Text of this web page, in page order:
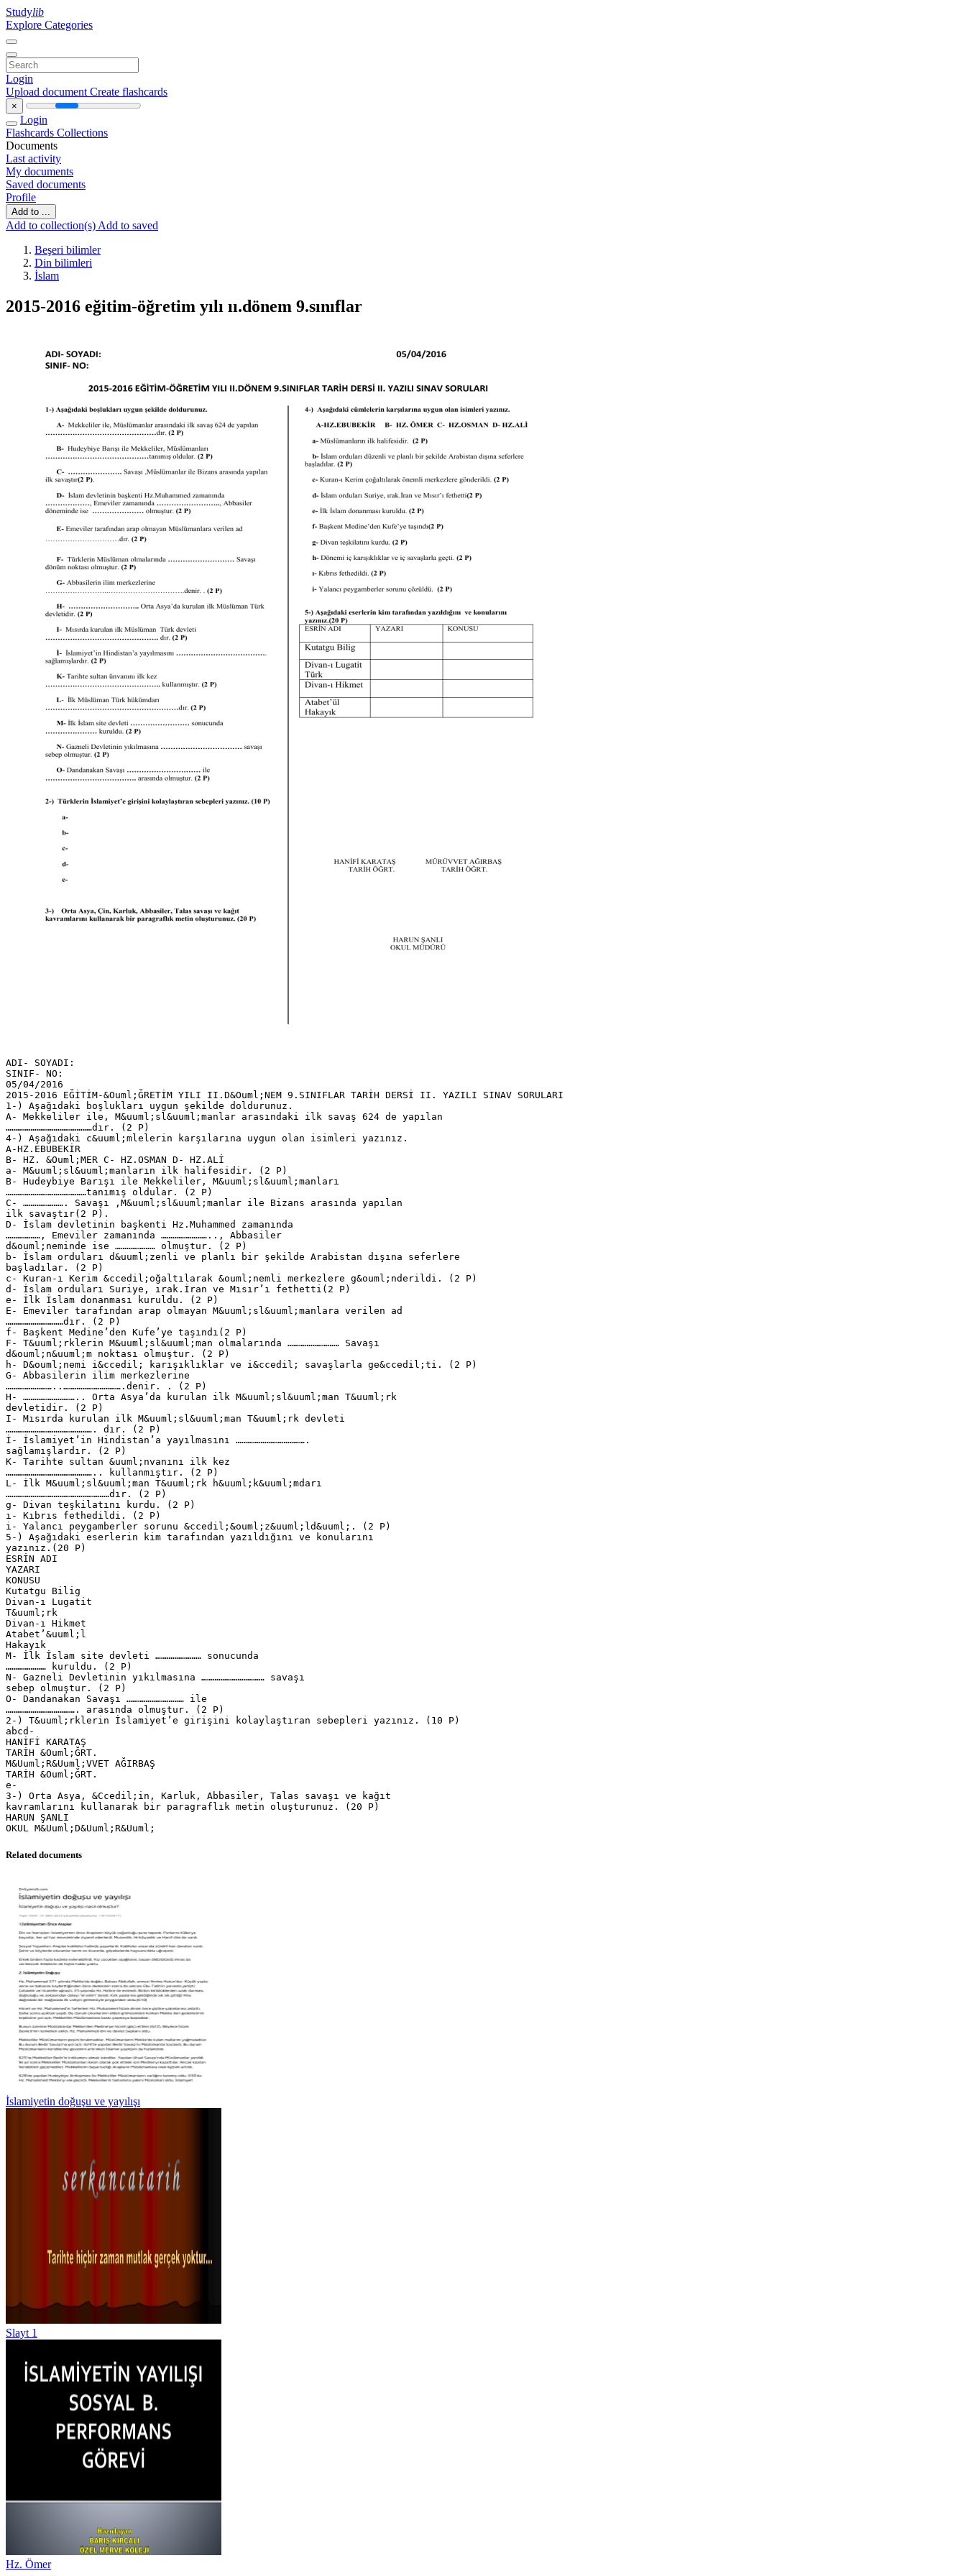
Studylib
Explore Categories
Login
Upload document Create flashcards
×
Login
Flashcards Collections
Documents
Last activity
My documents
Saved documents
Profile
Add to ...
Add to collection(s) Add to saved
Beşeri bilimler
Din bilimleri
İslam
2015-2016 eğitim-öğretim yılı ıı.dönem 9.sınıflar
ADI- SOYADI:
SINIF- NO:
05/04/2016
2015-2016 EĞİTİM-&Ouml;ĞRETİM YILI II.D&Ouml;NEM 9.SINIFLAR TARİH DERSİ II. YAZILI SINAV SORULARI
1-) Aşağıdaki boşlukları uygun şekilde doldurunuz.
A- Mekkeliler ile, M&uuml;sl&uuml;manlar arasındaki ilk savaş 624 de yapılan
………………………………………dır. (2 P)
4-) Aşağıdaki c&uuml;mlelerin karşılarına uygun olan isimleri yazınız.
A-HZ.EBUBEKİR
B- HZ. &Ouml;MER C- HZ.OSMAN D- HZ.ALİ
a- M&uuml;sl&uuml;manların ilk halifesidir. (2 P)
B- Hudeybiye Barışı ile Mekkeliler, M&uuml;sl&uuml;manları
……………………………………tanımış oldular. (2 P)
C- …………………. Savaşı ,M&uuml;sl&uuml;manlar ile Bizans arasında yapılan
ilk savaştır(2 P).
D- İslam devletinin başkenti Hz.Muhammed zamanında
………………, Emeviler zamanında …………………….., Abbasiler
d&ouml;neminde ise ………………… olmuştur. (2 P)
b- İslam orduları d&uuml;zenli ve planlı bir şekilde Arabistan dışına seferlere
başladılar. (2 P)
c- Kuran-ı Kerim &ccedil;oğaltılarak &ouml;nemli merkezlere g&ouml;nderildi. (2 P)
d- İslam orduları Suriye, ırak.İran ve Mısır’ı fethetti(2 P)
e- İlk İslam donanması kuruldu. (2 P)
E- Emeviler tarafından arap olmayan M&uuml;sl&uuml;manlara verilen ad
…………………………dır. (2 P)
f- Başkent Medine’den Kufe’ye taşındı(2 P)
F- T&uuml;rklerin M&uuml;sl&uuml;man olmalarında ……………………… Savaşı
d&ouml;n&uuml;m noktası olmuştur. (2 P)
h- D&ouml;nemi i&ccedil; karışıklıklar ve i&ccedil; savaşlarla ge&ccedil;ti. (2 P)
G- Abbasilerin ilim merkezlerine
……………………..………………………….denir. . (2 P)
H- ……………………….. Orta Asya’da kurulan ilk M&uuml;sl&uuml;man T&uuml;rk
devletidir. (2 P)
I- Mısırda kurulan ilk M&uuml;sl&uuml;man T&uuml;rk devleti
………………………………………. dır. (2 P)
İ- İslamiyet’in Hindistan’a yayılmasını ……………………………….
sağlamışlardır. (2 P)
K- Tarihte sultan &uuml;nvanını ilk kez
……………………………………….. kullanmıştır. (2 P)
L- İlk M&uuml;sl&uuml;man T&uuml;rk h&uuml;k&uuml;mdarı
………………………………………………dır. (2 P)
g- Divan teşkilatını kurdu. (2 P)
ı- Kıbrıs fethedildi. (2 P)
i- Yalancı peygamberler sorunu &ccedil;&ouml;z&uuml;ld&uuml;. (2 P)
5-) Aşağıdaki eserlerin kim tarafından yazıldığını ve konularını
yazınız.(20 P)
ESRİN ADI
YAZARI
KONUSU
Kutatgu Bilig
Divan-ı Lugatit
T&uuml;rk
Divan-ı Hikmet
Atabet’&uuml;l
Hakayık
M- İlk İslam site devleti …………………… sonucunda
………………… kuruldu. (2 P)
N- Gazneli Devletinin yıkılmasına …………………………… savaşı
sebep olmuştur. (2 P)
O- Dandanakan Savaşı ………………………… ile
………………………………. arasında olmuştur. (2 P)
2-) T&uuml;rklerin İslamiyet’e girişini kolaylaştıran sebepleri yazınız. (10 P)
abcd-
HANİFİ KARATAŞ
TARİH &Ouml;ĞRT.
M&Uuml;R&Uuml;VVET AĞIRBAŞ
TARİH &Ouml;ĞRT.
e-
3-) Orta Asya, &Ccedil;in, Karluk, Abbasiler, Talas savaşı ve kağıt
kavramlarını kullanarak bir paragraflık metin oluşturunuz. (20 P)
HARUN ŞANLI
Related documents
İslamiyetin doğuşu ve yayılışı
Slayt 1
Hz. Ömer